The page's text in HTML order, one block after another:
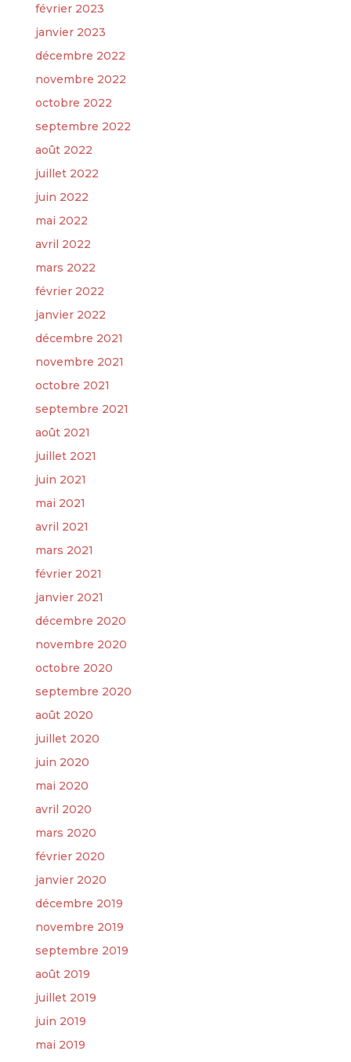
février 2023
janvier 2023
décembre 2022
novembre 2022
octobre 2022
septembre 2022
août 2022
juillet 2022
juin 2022
mai 2022
avril 2022
mars 2022
février 2022
janvier 2022
décembre 2021
novembre 2021
octobre 2021
septembre 2021
août 2021
juillet 2021
juin 2021
mai 2021
avril 2021
mars 2021
février 2021
janvier 2021
décembre 2020
novembre 2020
octobre 2020
septembre 2020
août 2020
juillet 2020
juin 2020
mai 2020
avril 2020
mars 2020
février 2020
janvier 2020
décembre 2019
novembre 2019
septembre 2019
août 2019
juillet 2019
juin 2019
mai 2019